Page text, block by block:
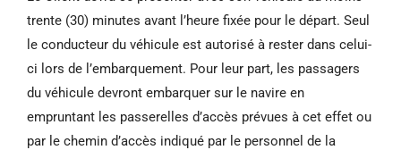
trente (30) minutes avant l’heure fixée pour le départ. Seul
le conducteur du véhicule est autorisé à rester dans celui-
ci lors de l’embarquement. Pour leur part, les passagers
du véhicule devront embarquer sur le navire en
empruntant les passerelles d’accès prévues à cet effet ou
par le chemin d’accès indiqué par le personnel de la